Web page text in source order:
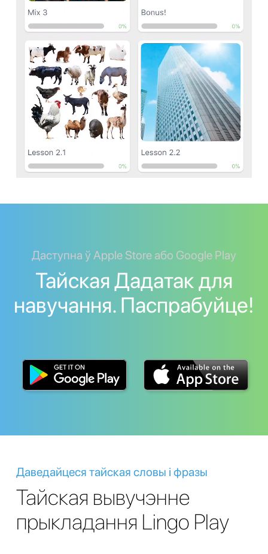
Даступна ў Apple Store або Google Play
Тайская Дадатак для
навучання. Паспрабуйце!
Даведайцеся тайская словы і фразы
Тайская вывучэнне
прыкладання Lingo Play